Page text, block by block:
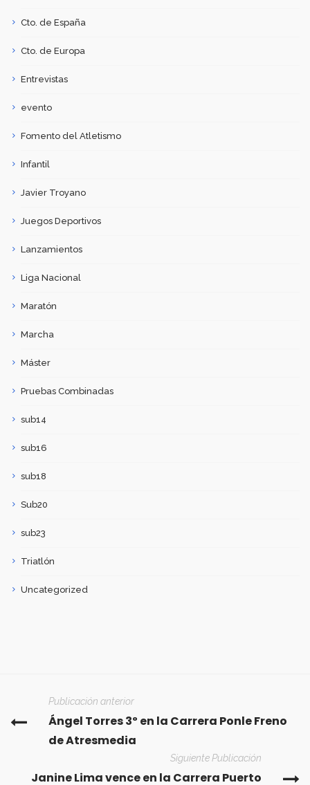
Cto. de España
Cto. de Europa
Entrevistas
evento
Fomento del Atletismo
Infantil
Javier Troyano
Juegos Deportivos
Lanzamientos
Liga Nacional
Maratón
Marcha
Máster
Pruebas Combinadas
sub14
sub16
sub18
Sub20
sub23
Triatlón
Uncategorized
Publicación anterior
Ángel Torres 3º en la Carrera Ponle Freno
de Atresmedia
Siguiente Publicación
Janine Lima vence en la Carrera Puerto